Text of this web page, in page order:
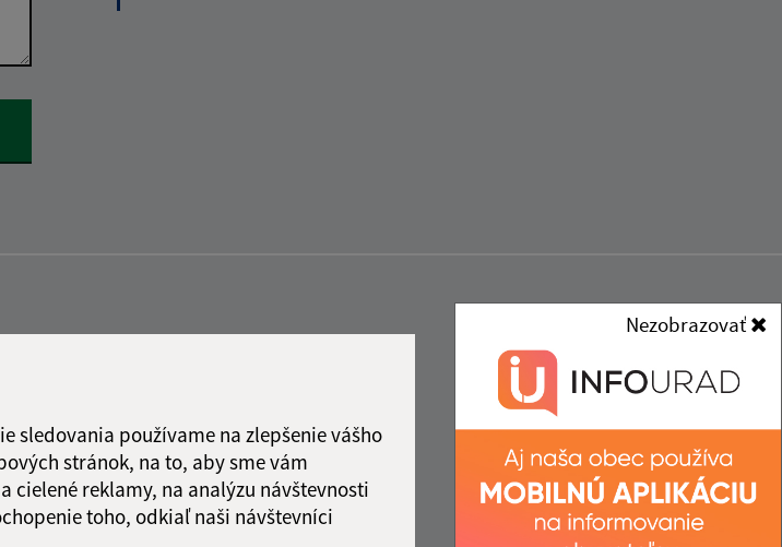
sledovania používame na zlepšenie vášho
stránok, na to, aby sme vám
cielené reklamy, na analýzu návštevnosti
toho, odkiaľ naši návštevníci
Nezobrazovať